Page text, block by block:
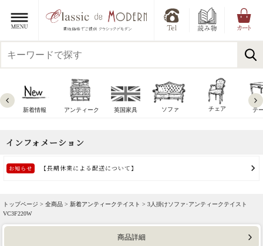
新着情報 アンティーク 英国家具 ソファ チェア テ
トップページ > 全商品 > 新着アンティークテイスト > 3人掛けソファ･アンティークテイスト
VC3F220W
商品詳細